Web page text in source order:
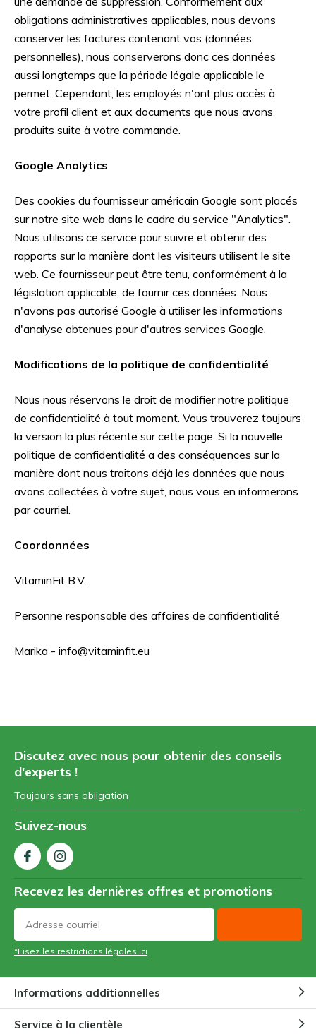
obligations administratives applicables, nous devons
conserver les factures contenant vos (données
personnelles), nous conserverons donc ces données
aussi longtemps que la période légale applicable le
permet. Cependant, les employés n'ont plus accès à
votre profil client et aux documents que nous avons
produits suite à votre commande.
Google Analytics
Des cookies du fournisseur américain Google sont placés
sur notre site web dans le cadre du service "Analytics".
Nous utilisons ce service pour suivre et obtenir des
rapports sur la manière dont les visiteurs utilisent le site
web. Ce fournisseur peut être tenu, conformément à la
législation applicable, de fournir ces données. Nous
n'avons pas autorisé Google à utiliser les informations
d'analyse obtenues pour d'autres services Google.
Modifications de la politique de confidentialité
Nous nous réservons le droit de modifier notre politique
de confidentialité à tout moment. Vous trouverez toujours
la version la plus récente sur cette page. Si la nouvelle
politique de confidentialité a des conséquences sur la
manière dont nous traitons déjà les données que nous
avons collectées à votre sujet, nous vous en informerons
par courriel.
Coordonnées
VitaminFit B.V.
Personne responsable des affaires de confidentialité
Marika - info@vitaminfit.eu
Discutez avec nous pour obtenir des conseils
d'experts !
Toujours sans obligation
Suivez-nous
Recevez les dernières offres et promotions
*Lisez les restrictions légales ici
Informations additionnelles
Service à la clientèle